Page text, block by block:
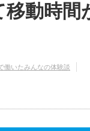
動時間
働いたみんなの体験談